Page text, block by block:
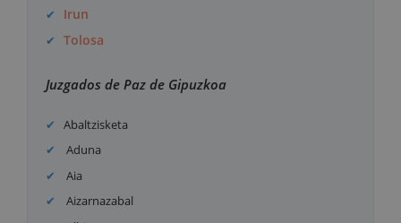
Irun
Tolosa
Juzgados de Paz de Gipuzkoa
Abaltzisketa
Aduna
Aia
Aizarnazabal